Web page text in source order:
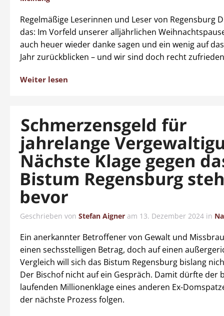
Regelmäßige Leserinnen und Leser von Regensburg
das: Im Vorfeld unserer alljährlichen
auch heuer wieder danke sagen und ein wenig auf
Jahr zurückblicken – und wir sind doch recht
Weiter lesen
Schmerzensgeld für
jahrelange
Nächste Klage gegen
Bistum Regensburg
bevor
Geschrieben von Stefan Aigner am 13. Dezember 2024 in
Ein anerkannter Betroffener von Gewalt und
einen sechsstelligen Betrag, doch auf einen
Vergleich will sich das Bistum Regensburg bislang
Der Bischof nicht auf ein Gespräch. Damit dürfte der
laufenden Millionenklage eines anderen Ex-
der nächste Prozess folgen.